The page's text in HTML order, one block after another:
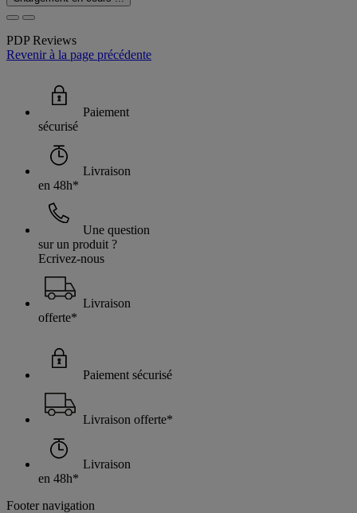
PDP Reviews
Revenir à la page précédente
Paiement
sécurisé
Livraison
en 48h*
Une question
sur un produit ?
Ecrivez-nous
Livraison
offerte*
Paiement sécurisé
Livraison offerte*
Livraison
en 48h*
Footer navigation